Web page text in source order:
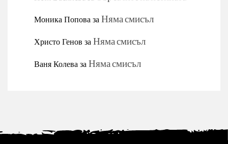
Моника ПоповазаНяма смисъл
Христо ГеновзаНяма смисъл
Ваня КолевазаНяма смисъл